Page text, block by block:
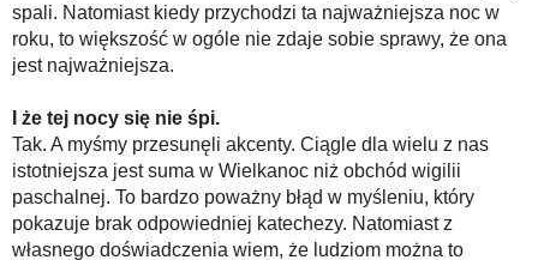
spali. Natomiast kiedy przychodzi ta najważniejsza noc w
roku, to większość w ogóle nie zdaje sobie sprawy, że ona
jest najważniejsza.
I że tej nocy się nie śpi.
Tak. A myśmy przesunęli akcenty. Ciągle dla wielu z nas
istotniejsza jest suma w Wielkanoc niż obchód wigilii
paschalnej. To bardzo poważny błąd w myśleniu, który
pokazuje brak odpowiedniej katechezy. Natomiast z
własnego doświadczenia wiem, że ludziom można to